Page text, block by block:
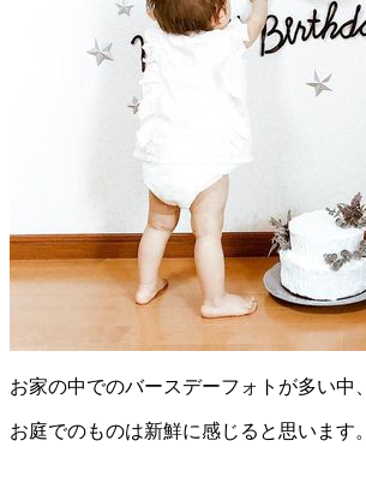
お家の中でのバースデーフォトが多い中、
お庭でのものは新鮮に感じると思います。